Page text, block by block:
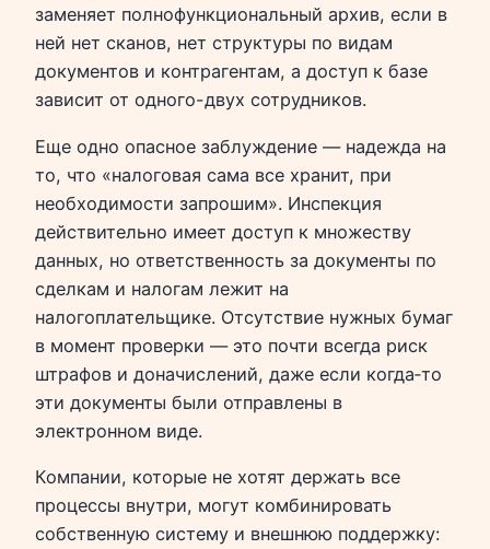
заменяет полнофункциональный архив, если в
ней нет сканов, нет структуры по видам
документов и контрагентам, а доступ к базе
зависит от одного-двух сотрудников.
Еще одно опасное заблуждение — надежда на
то, что «налоговая сама все хранит, при
необходимости запрошим». Инспекция
действительно имеет доступ к множеству
данных, но ответственность за документы по
сделкам и налогам лежит на
налогоплательщике. Отсутствие нужных бумаг
в момент проверки — это почти всегда риск
штрафов и доначислений, даже если когда‑то
эти документы были отправлены в
электронном виде.
Компании, которые не хотят держать все
процессы внутри, могут комбинировать
собственную систему и внешнюю поддержку: